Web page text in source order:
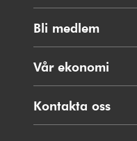
Bli medlem
Vår ekonomi
Kontakta oss